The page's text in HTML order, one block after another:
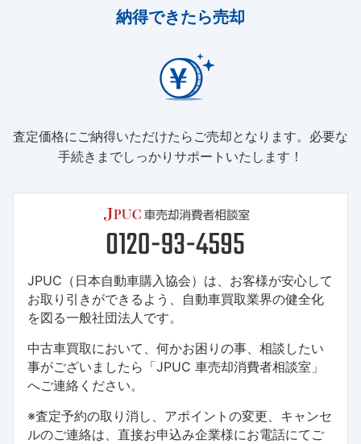
納得できたら売却
査定価格にご納得いただけたらご売却となります。必要な
手続きまでしっかりサポートいたします！
JPUC（日本自動車購入協会）は、お客様が安心して
お取り引きができるよう、自動車買取業界の健全化
を図る一般社団法人です。
中古車買取において、何かお困りの事、相談したい
事がございましたら「JPUC 車売却消費者相談室」
へご連絡ください。
※査定予約の取り消し、アポイントの変更、キャンセ
ルのご連絡は、直接お申込み企業様にお電話にてご